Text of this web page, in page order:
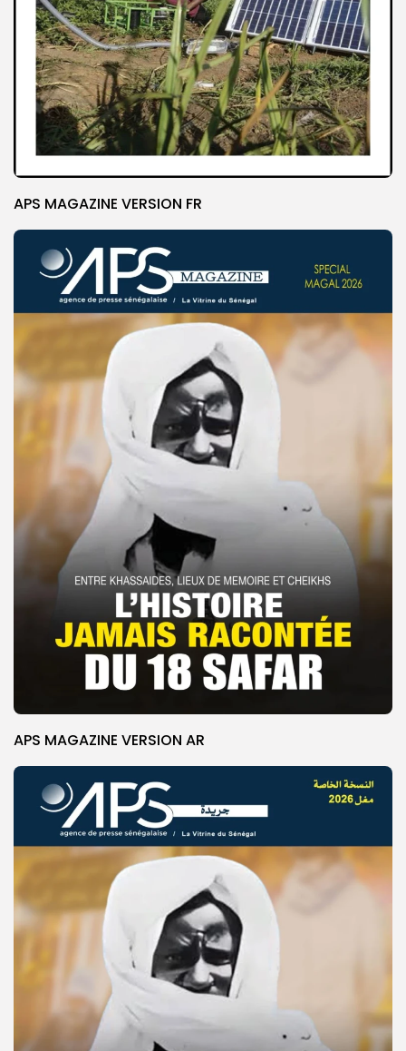
© Copyright 2025, APS
APS MAGAZINE VERSION FR
APS MAGAZINE VERSION AR